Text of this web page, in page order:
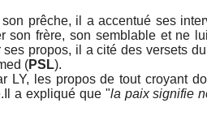
prêche, il a accentué ses
son frère, son semblable et ne
propos, il a cité des versets
(PSL).
LY, les propos de tout croyant
a expliqué que "la paix signifie